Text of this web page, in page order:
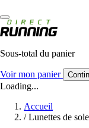
Sous-total du panier
Voir mon panier
Loading...
Accueil
/ Lunettes de